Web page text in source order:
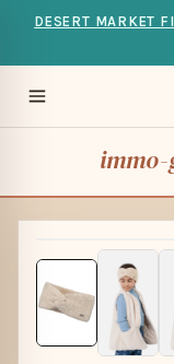
DESERT MARKET